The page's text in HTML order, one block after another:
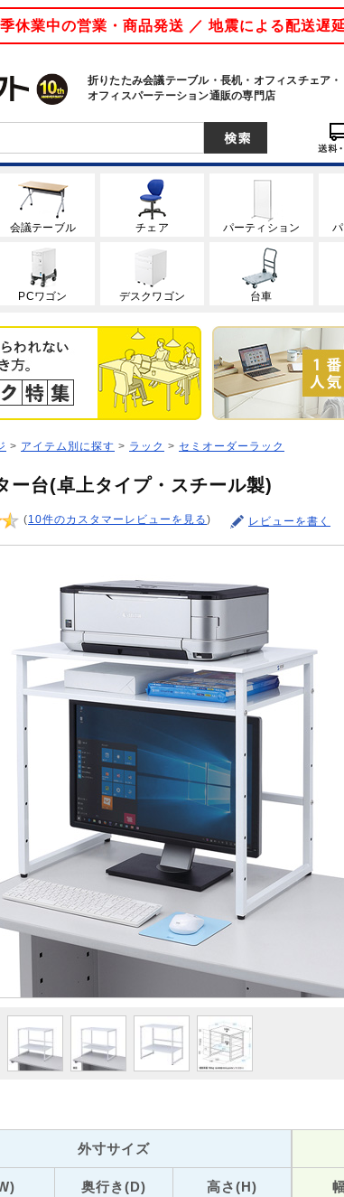
休業中の営業・商品発送 ／ 地震による配送遅
折りたたみ会議テーブル・長机・オフィスチェア・
オフィスパーテーション通販の専門店
会議テーブル チェア パーティション
PCワゴン デスクワゴン 台車
> アイテム別に探す > ラック > セミオーダーラック
ー台(卓上タイプ・スチール製)
(10件のカスタマーレビューを見る) レビューを書く
外寸サイズ
奥行き(D) 高さ(H)